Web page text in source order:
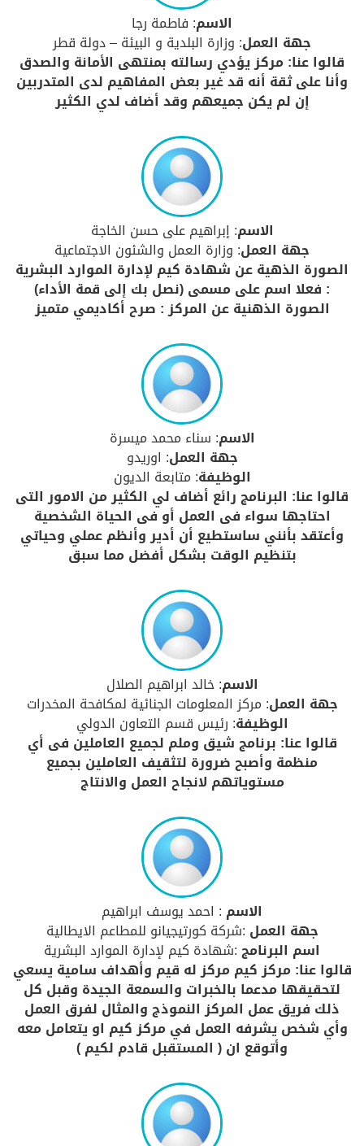
الاسم: فاطمة رجا
جهة العمل: وزارة البلدية و البيئة – دولة قطر
قالوا عنا: مركز يؤدي رسالته بمنتهى الأمانة والصدق
وأنا على ثقة أنه قد غير بعض المفاهيم لدى المتدربين
إن لم يكن جميعهم وقد أضاف لدي الكثير
الاسم: إبراهيم على حسن الخاجة
جهة العمل: وزارة العمل والشئون الاجتماعية
الصورة الذهية عن شهادة كيم لإدارة الموارد البشرية
: فعلا اسم على مسمى (نصل بك إلى قمة الأداء)
الصورة الذهنية عن المركز : صرح أكاديمي متميز
الاسم: سناء محمد ميسرة
جهة العمل: اوريدو
الوظيفة: متابعة الديون
قالوا عنا: البرنامج رائع أضاف لي الكثير من الامور التى
احتاجها سواء فى العمل أو فى الحياة الشخصية
وأعتقد بأنني ساستطيع أن أدير وأنظم عملي وحياتي
بتنظيم الوقت بشكل أفضل مما سبق
الاسم: خالد ابراهيم الصلال
جهة العمل: مركز المعلومات الجنائية لمكافحة المخدرات
الوظيفة: رئيس قسم التعاون الدولي
قالوا عنا: برنامج شيق وملم لجميع العاملين فى أي
منظمة وأصبح ضرورة لتثقيف العاملين بجميع
مستوياتهم لانجاح العمل والانتاج
الاسم : احمد يوسف ابراهيم
جهة العمل :شركة كورتيجيانو للمطاعم الايطالية
اسم البرنامج:شهادة كيم لإدارة الموارد البشرية
قالوا عنا: مركز كيم مركز له قيم وأهداف سامية يسعي
لتحقيقها مدعما بالخبرات والسمعة الجيدة وقبل كل
ذلك فريق عمل المركز النموذج والمثال لفرق العمل
وأي شخص يشرفه العمل في مركز كيم او يتعامل معه
وأتوقع ان ( المستقبل قادم لكيم )